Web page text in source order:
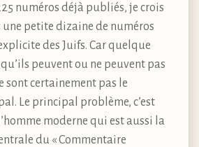
numéros déjà publiés, je crois
petite dizaine de numéros
des Juifs. Car quelque
peuvent ou ne peuvent pas
sont certainement pas le
Le principal problème, c’est
moderne qui est aussi la
du « Commentaire